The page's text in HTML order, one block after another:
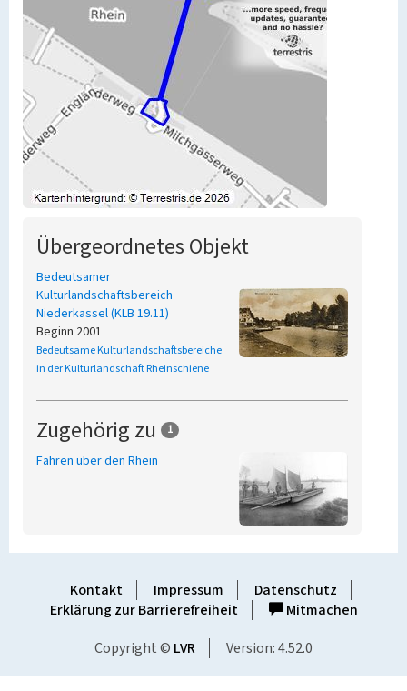
Übergeordnetes Objekt
Bedeutsamer
Kulturlandschaftsbereich
Niederkassel (KLB 19.11)
Beginn 2001
Bedeutsame Kulturlandschaftsbereiche
in der Kulturlandschaft Rheinschiene
Zugehörig zu 1
Fähren über den Rhein
Kontakt Impressum
Datenschutz
Erklärung zur Barrierefreiheit
Mitmachen
Copyright © LVR Version: 4.52.0